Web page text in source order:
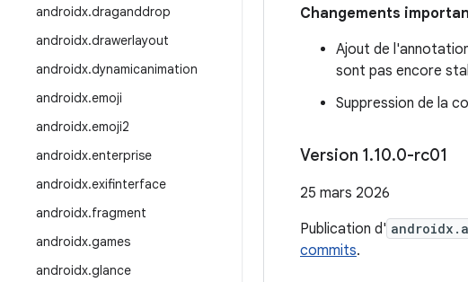
androidx.draganddrop
androidx.drawerlayout
androidx.dynamicanimation
androidx.emoji
androidx.emoji2
androidx.enterprise
androidx.exifinterface
androidx.fragment
androidx.games
androidx.glance
Changements
Ajout de
sont pas encore
Suppression de la
Version 1.10.0-rc01
25 mars 2026
Publication d'
commits.